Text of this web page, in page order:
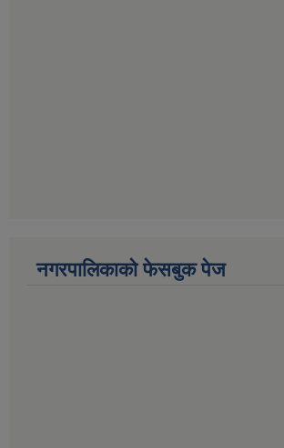
नगरपालिकाको फेसबुक पेज